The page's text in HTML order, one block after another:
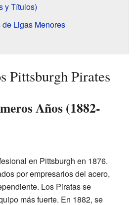
y Títulos)
Ligas Menores
Pittsburgh Pirates
Años (1882-
en Pittsburgh en 1876.
por empresarios del acero,
Los Piratas se
más fuerte. En 1882, se